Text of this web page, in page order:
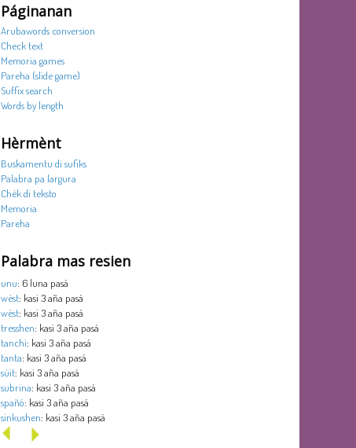
Páginanan
Arubawords conversion
Check text
Memoria games
Pareha (slide game)
Suffix search
Words by length
Hèrmènt
Buskamentu di sufiks
Palabra pa largura
Chèk di teksto
Memoria
Pareha
Palabra mas resien
unu: 6 luna pasá
wèst: kasi 3 aña pasá
wèst: kasi 3 aña pasá
tresshen: kasi 3 aña pasá
tanchi: kasi 3 aña pasá
tanta: kasi 3 aña pasá
sùit: kasi 3 aña pasá
subrina: kasi 3 aña pasá
spañó: kasi 3 aña pasá
sinkushen: kasi 3 aña pasá